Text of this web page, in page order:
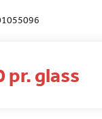
pr. glass